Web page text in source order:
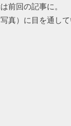
前回の記事に。
真）に目を通し